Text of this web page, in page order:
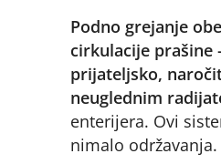
Podno grejanje
cirkulacije prašine
prijateljsko,
neuglednim
enterijera. Ovi
nimalo održavanja.